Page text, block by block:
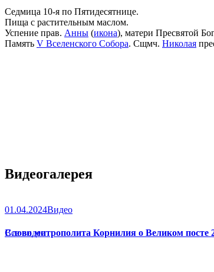
Седмица 10-я по Пятидесятнице.
Пища с растительным маслом.
Успение прав. Анны (икона), матери Пресвятой
Память V Вселенского Собора. Сщмч. Николая
Видеогалерея
01.04.2024Видео
Слово митрополита Корнилия о Великом посте
Все видео